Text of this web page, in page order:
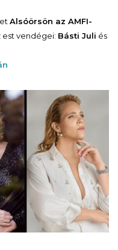
Alsóörsön az AMFI-
est vendégei: Básti Juli és